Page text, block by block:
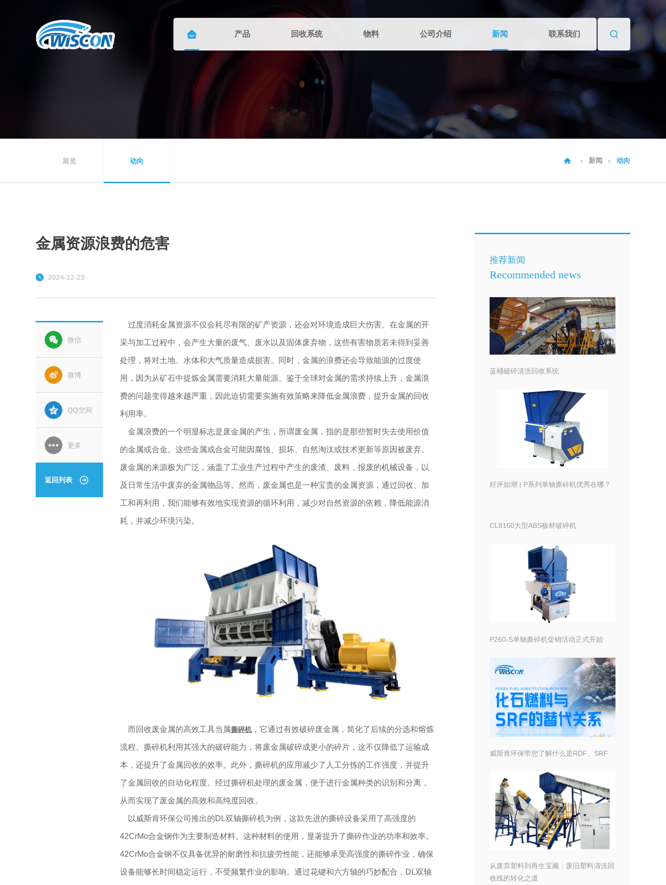
产品 回收系统 物料 公司介绍 新闻 联系我们
展览 动向 新闻 动向
金属资源浪费的危害
2024-12-23
过度消耗金属资源不仅会耗尽有限的矿产资源，还会对环境造成巨大伤害。在金属的开
采与加工过程中，会产生大量的废气、废水以及固体废弃物，这些有害物质若未得到妥善
处理，将对土地、水体和大气质量造成损害。同时，金属的浪费还会导致能源的过度使
用，因为从矿石中提炼金属需要消耗大量能源。鉴于全球对金属的需求持续上升，金属浪
费的问题变得越来越严重，因此迫切需要实施有效策略来降低金属浪费，提升金属的回收
利用率。
金属浪费的一个明显标志是废金属的产生，所谓废金属，指的是那些暂时失去使用价值
的金属或合金。这些金属或合金可能因腐蚀、损坏、自然淘汰或技术更新等原因被废弃。
废金属的来源极为广泛，涵盖了工业生产过程中产生的废渣、废料，报废的机械设备，以
及日常生活中废弃的金属物品等。然而，废金属也是一种宝贵的金属资源，通过回收、加
工和再利用，我们能够有效地实现资源的循环利用，减少对自然资源的依赖，降低能源消
耗，并减少环境污染。
而回收废金属的高效工具当属撕碎机，它通过有效破碎废金属，简化了后续的分选和熔炼
流程。撕碎机利用其强大的破碎能力，将废金属破碎成更小的碎片，这不仅降低了运输成
本，还提升了金属回收的效率。此外，撕碎机的应用减少了人工分拣的工作强度，并提升
了金属回收的自动化程度。经过撕碎机处理的废金属，便于进行金属种类的识别和分离，
从而实现了废金属的高效和高纯度回收。
以威斯肯环保公司推出的DL双轴撕碎机为例，这款先进的撕碎设备采用了高强度的
42CrMo合金钢作为主要制造材料。这种材料的使用，显著提升了撕碎作业的功率和效率。
42CrMo合金钢不仅具备优异的耐磨性和抗疲劳性能，还能够承受高强度的撕碎作业，确保
设备能够长时间稳定运行，不受频繁作业的影响。通过花键和六方轴的巧妙配合，DL双轴
微信
微博
QQ空间
更多
返回列表
推荐新闻
Recommended news
蓝桶破碎清洗回收系统
好评如潮 | P系列单轴撕碎机优秀在哪？
CL8160大型ABS板材破碎机
P260-S单轴撕碎机促销活动正式开始
威斯肯环保带您了解什么是RDF、SRF
从废弃塑料到再生宝藏：废旧塑料清洗回
收线的转化之道